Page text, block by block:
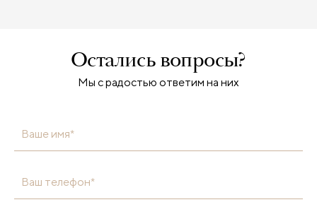
Остались вопросы?
Мы с радостью ответим на них
Ваше имя*
Ваш телефон*